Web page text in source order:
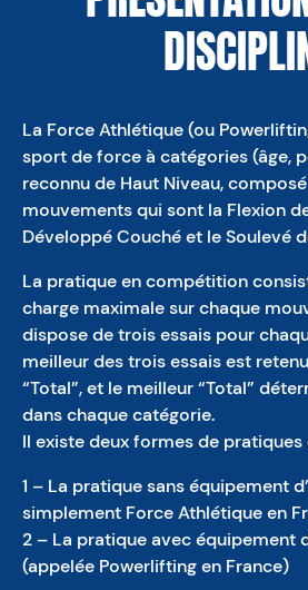
La Force Athlétique (ou
sport de force à catégories (âge,
reconnu de Haut Niveau,
mouvements qui sont la Flexion
Développé Couché et le Soulevé
La pratique en compétition
charge maximale sur chaque
dispose de trois essais pour
meilleur des trois essais est
“Total”, et le meilleur “Total”
dans chaque catégorie.
Il existe deux formes de
1 – La pratique sans équipement
simplement Force Athlétique en
2 – La pratique avec équipement
(appelée Powerlifting en France)